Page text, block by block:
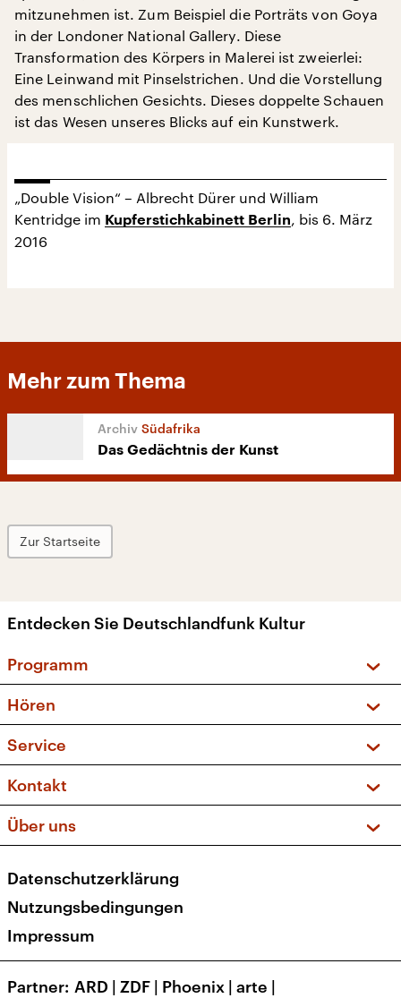
mitzunehmen ist. Zum Beispiel die Porträts von Goya
in der Londoner National Gallery. Diese
Transformation des Körpers in Malerei ist zweierlei:
Eine Leinwand mit Pinselstrichen. Und die Vorstellung
des menschlichen Gesichts. Dieses doppelte Schauen
ist das Wesen unseres Blicks auf ein Kunstwerk.
„Double Vision“ – Albrecht Dürer und William
Kentridge im Kupferstichkabinett Berlin, bis 6. März
2016
Mehr zum Thema
Südafrika
Das Gedächtnis der Kunst
Zur Startseite
Entdecken Sie Deutschlandfunk Kultur
Programm
Sendungen und Podcasts
Musikliste
Kakadu – Das Kinderprogramm
Hören
Frequenzen (UKW + DAB+)
Service
FAQ
Apps
Newsletter
Veranstaltungen
Kontakt
Social Media
Über uns
Presse
Karriere
Transparenz
Datenschutzerklärung
Nutzungsbedingungen
Impressum
Partner ARD | ZDF | Phoenix | arte |